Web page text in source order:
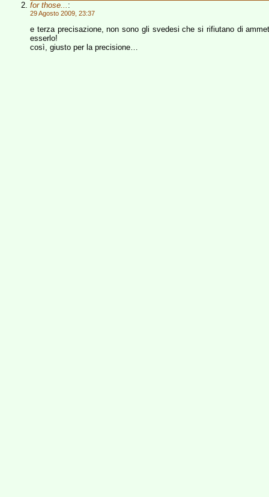
for those... :
29 Agosto 2009, 23:37
e terza precisazione, non sono gli svedesi che si rifiutano di
esserlo!
così, giusto per la precisione…